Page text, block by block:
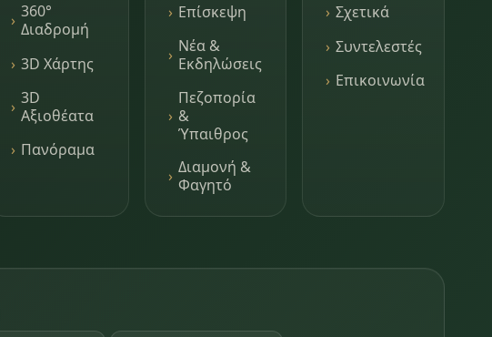
360°
Διαδρομή
3D Χάρτης
3D
Αξιοθέατα
Πανόραμα
Επίσκεψη
Νέα &
Εκδηλώσεις
Πεζοπορία
&
Ύπαιθρος
Διαμονή &
Φαγητό
Σχετικά
Συντελεστές
Επικοινωνία